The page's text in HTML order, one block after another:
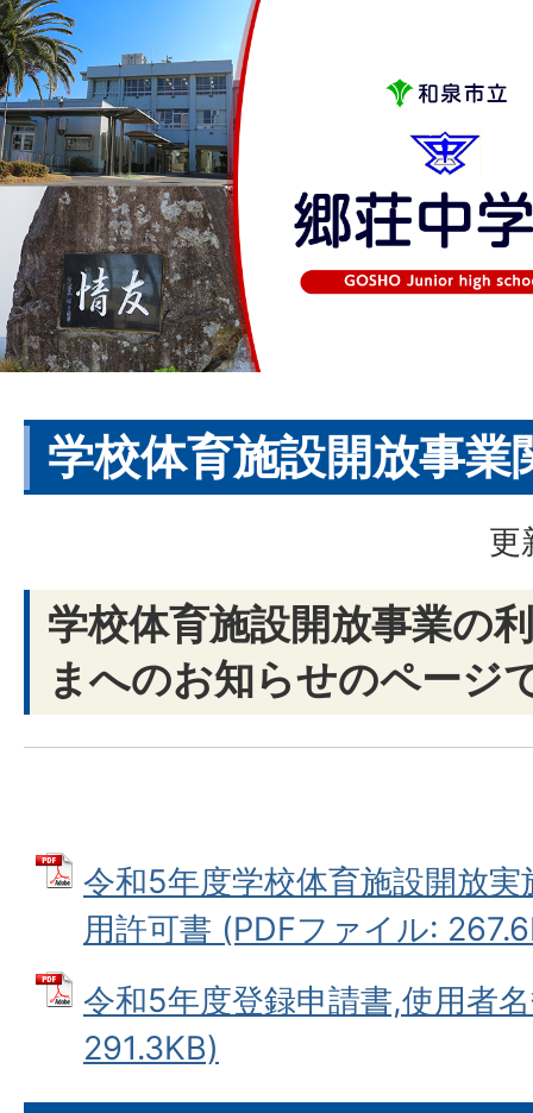
学校体育施設開放事業
更
学校体育施設開放事業の
まへのお知らせのページ
令和5年度学校体育施設開放
用許可書 (PDFファイル:
令和5年度登録申請書,使用者
291.3KB)